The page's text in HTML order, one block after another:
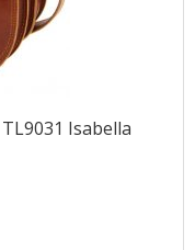
Isabella